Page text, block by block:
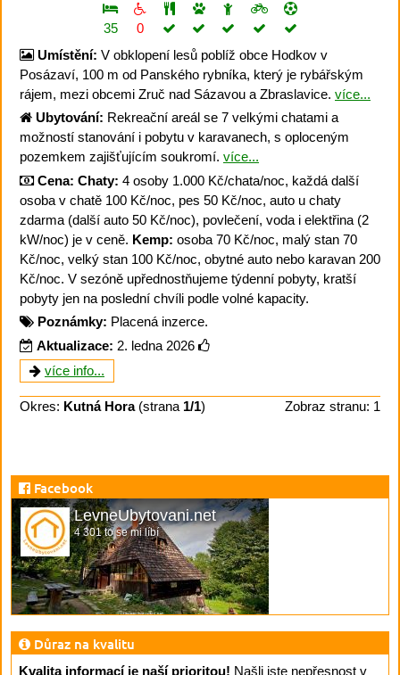
35
0
Umístění: V obklopení lesů poblíž obce Hodkov v
Posázaví, 100 m od Panského rybníka, který je rybářským
rájem, mezi obcemi Zruč nad Sázavou a Zbraslavice. více...
Ubytování: Rekreační areál se 7 velkými chatami a
možností stanování i pobytu v karavanech, s oploceným
pozemkem zajišťujícím soukromí. více...
Cena: Chaty: 4 osoby 1.000 Kč/chata/noc, každá další
osoba v chatě 100 Kč/noc, pes 50 Kč/noc, auto u chaty
zdarma (další auto 50 Kč/noc), povlečení, voda i elektřina (2
kW/noc) je v ceně. Kemp: osoba 70 Kč/noc, malý stan 70
Kč/noc, velký stan 100 Kč/noc, obytné auto nebo karavan 200
Kč/noc. V sezóně upřednostňujeme týdenní pobyty, kratší
pobyty jen na poslední chvíli podle volné kapacity.
Poznámky: Placená inzerce.
Aktualizace: 2. ledna 2026
více info...
Okres: Kutná Hora(strana 1/1) Zobraz stranu: 1
Facebook
LevneUbytovani.net
4 301 to se mi líbí
Důraz na kvalitu
Kvalita informací je naší prioritou! Našli jste nepřesnost v